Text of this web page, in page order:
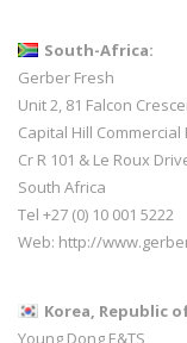
South-Africa:
Gerber Fresh
Unit 2, 81 Falcon
Capital Hill Commercial
Cr R 101 & Le Roux
South Africa
Tel +27 (0) 10 001 5222
Web: http://
Korea, Republic
Young Dong E&TS